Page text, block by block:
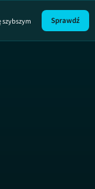
Player poleca
Player
szybszym
Sprawdź